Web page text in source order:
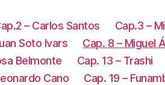
– Carlos Santos Cap.3 –
Soto Ivars Cap. 8 – Miguel
Belmonte Cap. 13 – Trashi
Cano Cap. 19 –